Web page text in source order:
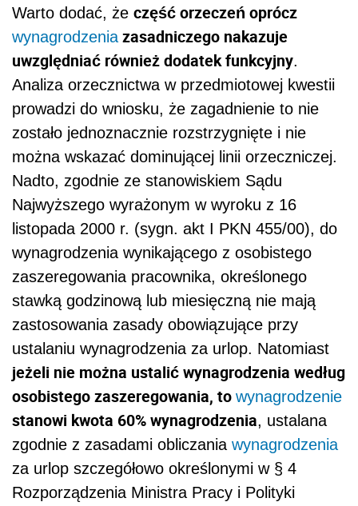
Warto dodać, że część orzeczeń oprócz
wynagrodzeniazasadniczego nakazuje
uwzględniać również dodatek funkcyjny.
Analiza orzecznictwa w przedmiotowej kwestii
prowadzi do wniosku, że zagadnienie to nie
zostało jednoznacznie rozstrzygnięte i nie
można wskazać dominującej linii orzeczniczej.
Nadto, zgodnie ze stanowiskiem Sądu
Najwyższego wyrażonym w wyroku z 16
listopada 2000 r. (sygn. akt I PKN 455/00), do
wynagrodzenia wynikającego z osobistego
zaszeregowania pracownika, określonego
stawką godzinową lub miesięczną nie mają
zastosowania zasady obowiązujące przy
ustalaniu wynagrodzenia za urlop. Natomiast
jeżeli nie można ustalić wynagrodzenia według
osobistego zaszeregowania, to wynagrodzenie
stanowi kwota 60% wynagrodzenia, ustalana
zgodnie z zasadami obliczania wynagrodzenia
za urlop szczegółowo określonymi w § 4
Rozporządzenia Ministra Pracy i Polityki